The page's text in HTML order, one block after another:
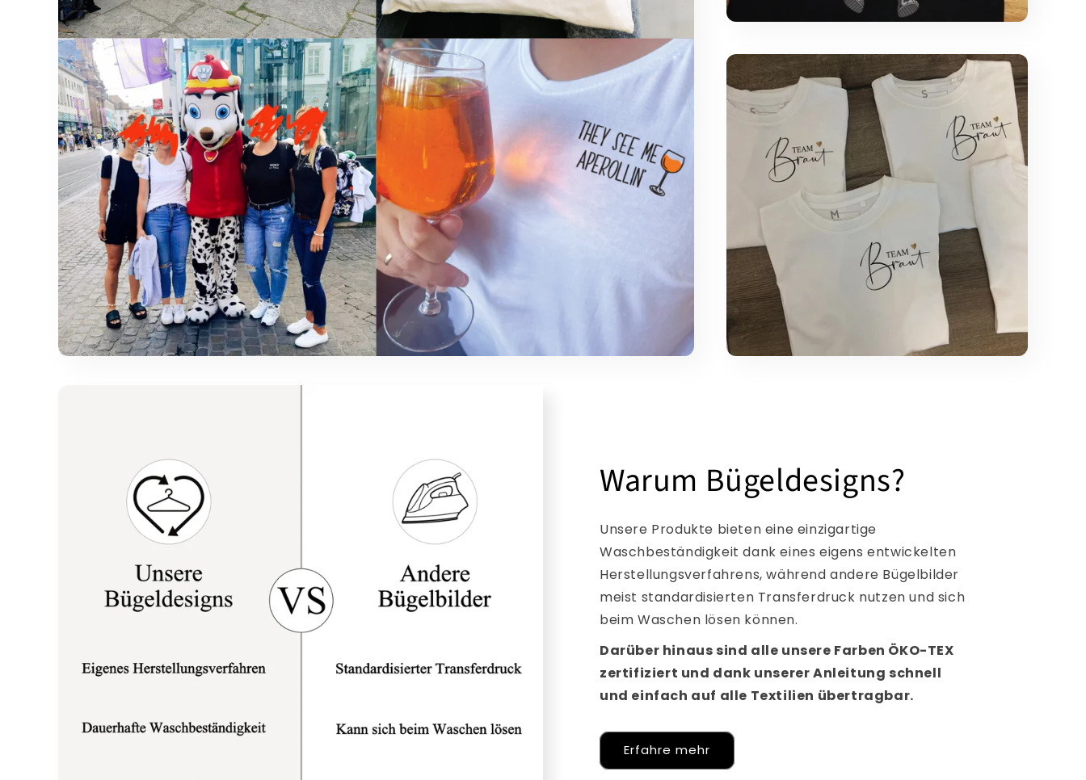
Warum Bügeldesigns?
Unsere Produkte bieten eine einzigartige
Waschbeständigkeit dank eines eigens entwickelten
Herstellungsverfahrens, während andere Bügelbilder
meist standardisierten Transferdruck nutzen und sich
beim Waschen lösen können.
Darüber hinaus sind alle unsere Farben ÖKO-TEX
zertifiziert und dank unserer Anleitung schnell
und einfach auf alle Textilien übertragbar.
Erfahre mehr